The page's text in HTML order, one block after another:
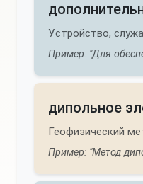
Устройство,
Пример: "Для
дипольное
Геофизический
Пример: "Метод